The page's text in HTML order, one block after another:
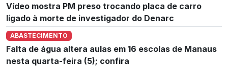
Vídeo mostra PM preso trocando placa de carro
ligado à morte de investigador do Denarc
ABASTECIMENTO
Falta de água altera aulas em 16 escolas de Manaus
nesta quarta-feira (5); confira